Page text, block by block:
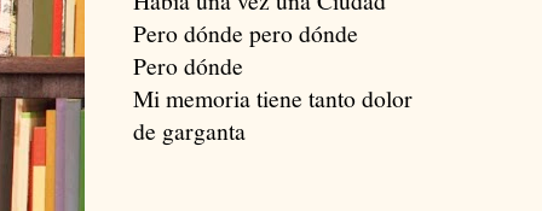
Pero dónde pero dónde
Pero dónde
Mi memoria tiene tanto dolor
de garganta